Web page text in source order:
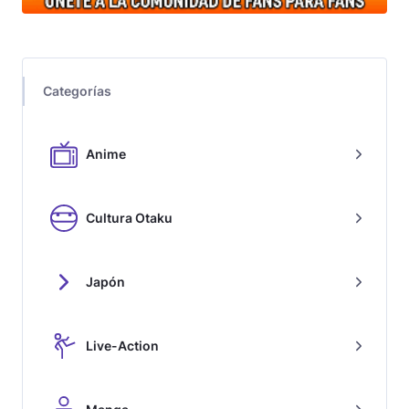
Categorías
Anime
Cultura Otaku
Japón
Live-Action